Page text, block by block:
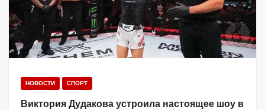
НОВОСТИ СПОРТ
Виктория Дудакова устроила настоящее шоу в